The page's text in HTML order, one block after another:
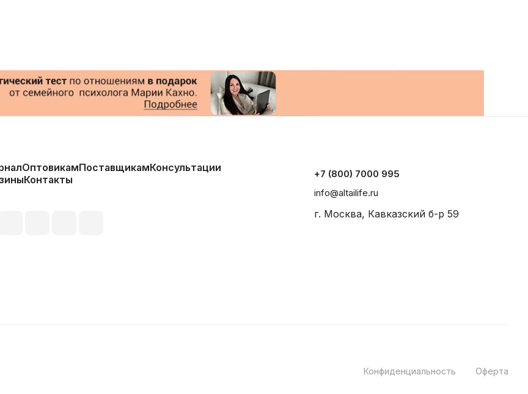
ОптовикамПоставщикамКонсультации
Контакты
+7 (800) 7000 995
info@altailife.ru
г. Москва, Кавказский б-р 59
Конфиденциальность Оферта